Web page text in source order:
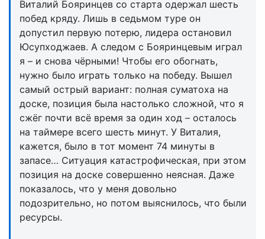
Виталий Бояринцев со старта одержал шесть
побед кряду. Лишь в седьмом туре он
допустил первую потерю, лидера остановил
Юсупходжаев. А следом с Бояринцевым играл
я – и снова чёрными! Чтобы его обогнать,
нужно было играть только на победу. Вышел
самый острый вариант: полная суматоха на
доске, позиция была настолько сложной, что я
сжёг почти всё время за один ход – осталось
на таймере всего шесть минут. У Виталия,
кажется, было в тот момент 74 минуты в
запасе… Ситуация катастрофическая, при этом
позиция на доске совершенно неясная. Даже
показалось, что у меня довольно
подозрительно, но потом выяснилось, что были
ресурсы.